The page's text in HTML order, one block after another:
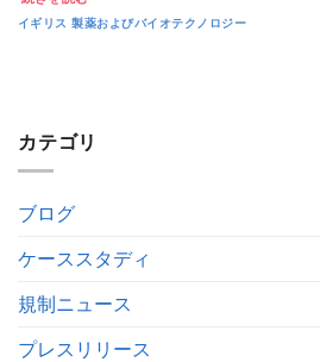
カテゴリ
ブログ
ケーススタディ
規制ニュース
プレスリリース
イギリス 製薬およびバイオテクノロジー